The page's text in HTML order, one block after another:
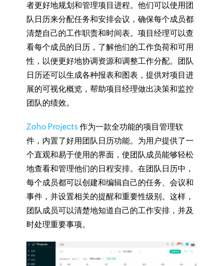
者更好地规划和管理项目进程。他们可以使用团
队日历来分配任务和安排会议，确保每个成员都
清楚自己的工作职责和时间表。项目经理可以查
看每个成员的日历，了解他们的工作负荷和可用
性，以便更好地协调资源和调整工作分配。团队
日历还可以生成各种报表和图表，提供对项目进
展的可视化概览，帮助项目经理做出决策和监控
团队的绩效。
Zoho Projects 作为一款全功能的项目管理软
件，内置了好用团队日历功能。为用户提供了一
个直观和易于使用的界面，使团队成员能够轻松
地查看和管理他们的日程安排。在团队日历中，
每个成员都可以创建和编辑自己的任务、会议和
事件，并设置相关的提醒和重要性级别。这样，
团队成员可以清楚地知道自己的工作安排，并及
时处理重要事项。